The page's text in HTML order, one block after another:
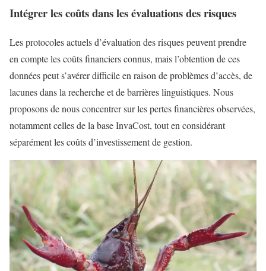
Intégrer les coûts dans les évaluations des risques
Les protocoles actuels d’évaluation des risques peuvent prendre
en compte les coûts financiers connus, mais l’obtention de ces
données peut s’avérer difficile en raison de problèmes d’accès, de
lacunes dans la recherche et de barrières linguistiques. Nous
proposons de nous concentrer sur les pertes financières observées,
notamment celles de la base InvaCost, tout en considérant
séparément les coûts d’investissement de gestion.